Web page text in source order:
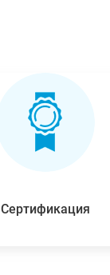
Сертификация